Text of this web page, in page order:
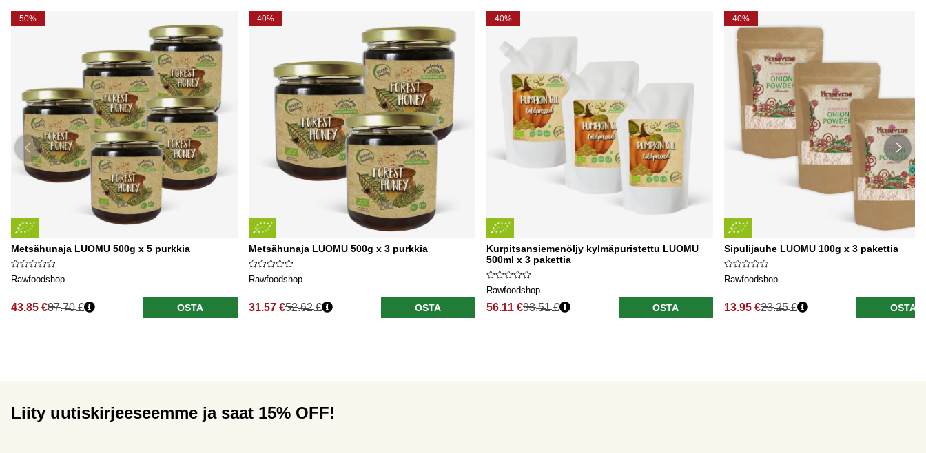
50%
Metsähunaja LUOMU 500g x 5 purkkia
Rawfoodshop
43.85 €87.70 € OSTA
40%
Metsähunaja LUOMU 500g x 3 purkkia
Rawfoodshop
31.57 €52.62 € OSTA
40%
Kurpitsansiemenöljy kylmäpuristettu LUOMU
500ml x 3 pakettia
Rawfoodshop
56.11 €93.51 € OSTA
40%
Sipulijauhe LUOMU 100g x 3 pakettia
Rawfoodshop
13.95 €23.25 € OSTA
Liity uutiskirjeeseemme ja saat 15% OFF!